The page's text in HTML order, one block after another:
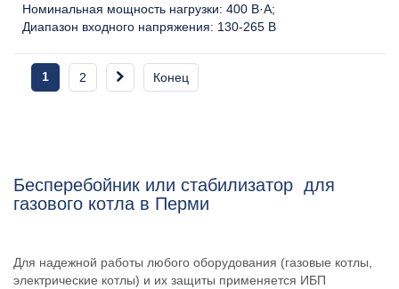
Номинальная мощность нагрузки: 400 В·А
Диапазон входного напряжения: 130-265 В
1 2 Конец
Бесперебойник или стабилизатор для
газового котла в Перми
Для надежной работы любого оборудования (газовые котлы
электрические котлы) и их защиты применяется ИБП